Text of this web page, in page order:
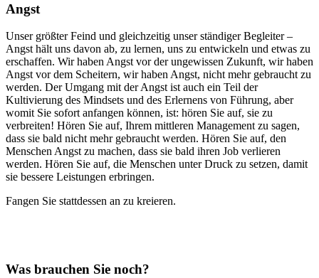
Angst
Unser größter Feind und gleichzeitig unser ständiger Begleiter –
Angst hält uns davon ab, zu lernen, uns zu entwickeln und etwas zu
erschaffen. Wir haben Angst vor der ungewissen Zukunft, wir haben
Angst vor dem Scheitern, wir haben Angst, nicht mehr gebraucht zu
werden. Der Umgang mit der Angst ist auch ein Teil der
Kultivierung des Mindsets und des Erlernens von Führung, aber
womit Sie sofort anfangen können, ist: hören Sie auf, sie zu
verbreiten! Hören Sie auf, Ihrem mittleren Management zu sagen,
dass sie bald nicht mehr gebraucht werden. Hören Sie auf, den
Menschen Angst zu machen, dass sie bald ihren Job verlieren
werden. Hören Sie auf, die Menschen unter Druck zu setzen, damit
sie bessere Leistungen erbringen.
Fangen Sie stattdessen an zu kreieren.
Was brauchen Sie noch?